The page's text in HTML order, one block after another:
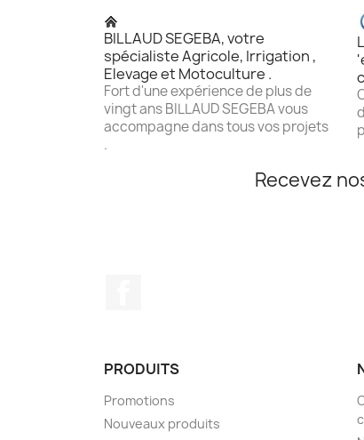
BILLAUD SEGEBA, votre
spécialiste Agricole, Irrigation ,
Elevage et Motoculture .
Fort d'une expérience de plus de
vingt ans BILLAUD SEGEBA vous
accompagne dans tous vos projets
.
Recevez
PRODUITS
Promotions
Nouveaux produits